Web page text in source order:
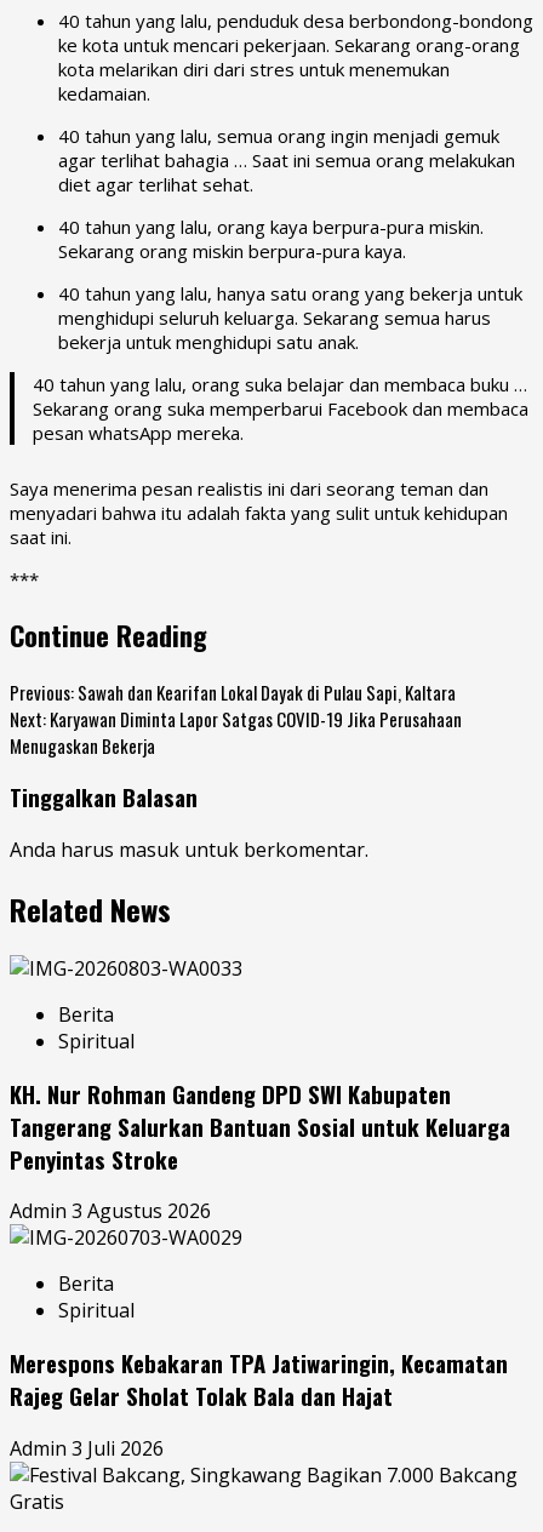
40 tahun yang lalu, penduduk desa berbondong-bondong
ke kota untuk mencari pekerjaan. Sekarang orang-orang
kota melarikan diri dari stres untuk menemukan
kedamaian.
40 tahun yang lalu, semua orang ingin menjadi gemuk
agar terlihat bahagia … Saat ini semua orang melakukan
diet agar terlihat sehat.
40 tahun yang lalu, orang kaya berpura-pura miskin.
Sekarang orang miskin berpura-pura kaya.
40 tahun yang lalu, hanya satu orang yang bekerja untuk
menghidupi seluruh keluarga. Sekarang semua harus
bekerja untuk menghidupi satu anak.
40 tahun yang lalu, orang suka belajar dan membaca buku …
Sekarang orang suka memperbarui Facebook dan membaca
pesan whatsApp mereka.
Saya menerima pesan realistis ini dari seorang teman dan
menyadari bahwa itu adalah fakta yang sulit untuk kehidupan
saat ini.
***
Continue Reading
Previous:Sawah dan Kearifan Lokal Dayak di Pulau Sapi, Kaltara
Next:Karyawan Diminta Lapor Satgas COVID-19 Jika Perusahaan
Menugaskan Bekerja
Tinggalkan Balasan
Anda harus masuk untuk berkomentar.
Related News
Berita
Spiritual
KH. Nur Rohman Gandeng DPD SWI Kabupaten
Tangerang Salurkan Bantuan Sosial untuk Keluarga
Penyintas Stroke
Admin 3 Agustus 2026
Berita
Spiritual
Merespons Kebakaran TPA Jatiwaringin, Kecamatan
Rajeg Gelar Sholat Tolak Bala dan Hajat
Admin 3 Juli 2026